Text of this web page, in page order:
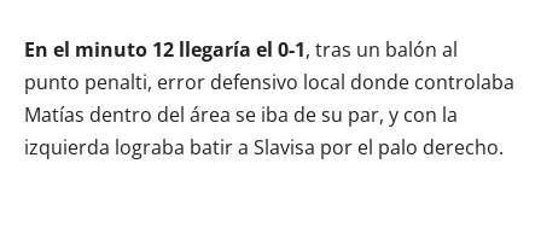
En el minuto 12 llegaría el 0-1, tras un balón al
punto penalti, error defensivo local donde controlaba
Matías dentro del área se iba de su par, y con la
izquierda lograba batir a Slavisa por el palo derecho.